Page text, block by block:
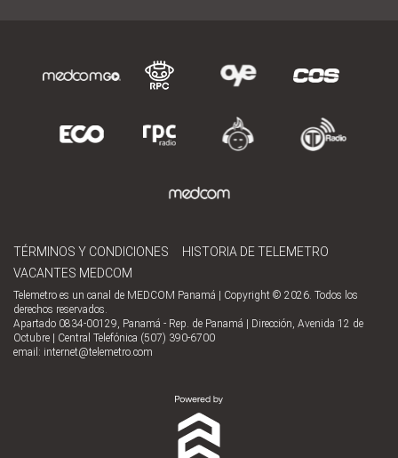
TÉRMINOS Y CONDICIONES
HISTORIA DE TELEMETRO
VACANTES MEDCOM
Telemetro es un canal de MEDCOM Panamá | Copyright © 2026. Todos los
derechos reservados.
Apartado 0834-00129, Panamá - Rep. de Panamá | Dirección, Avenida 12 de
Octubre | Central Telefónica (507) 390-6700
email: internet@telemetro.com